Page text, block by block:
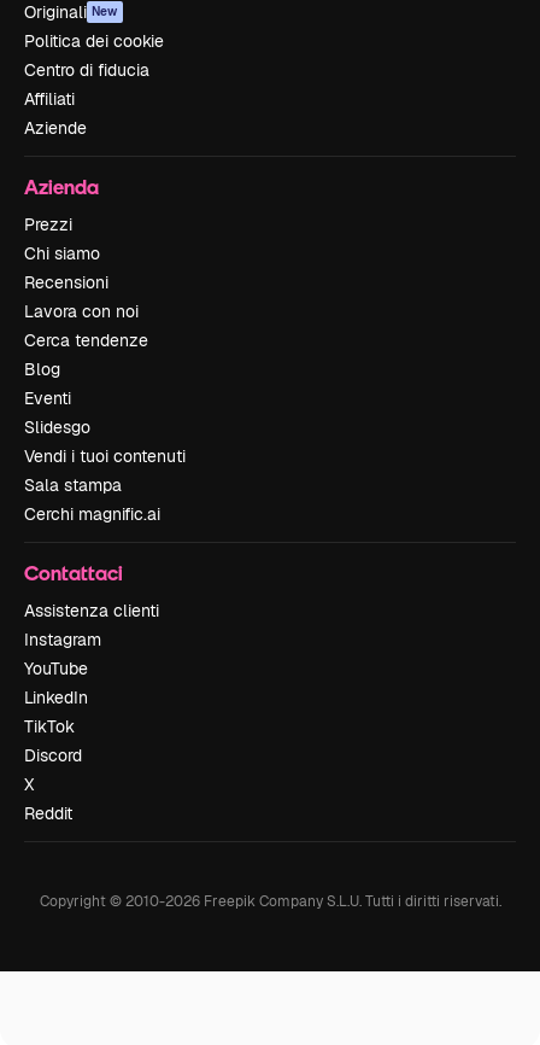
Originali New
Politica dei cookie
Centro di fiducia
Affiliati
Aziende
Azienda
Prezzi
Chi siamo
Recensioni
Lavora con noi
Cerca tendenze
Blog
Eventi
Slidesgo
Vendi i tuoi contenuti
Sala stampa
Cerchi magnific.ai
Contattaci
Assistenza clienti
Instagram
YouTube
LinkedIn
TikTok
Discord
X
Reddit
Copyright © 2010-2026Freepik Company S.L.U. Tutti i diritti riservati.